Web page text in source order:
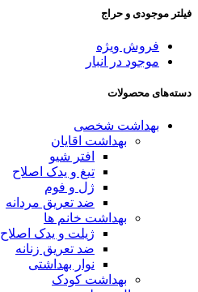
فیلتر موجودی و حراج
فروش ویژه
موجود در انبار
دسته‌های محصولات
بهداشت شخصی
بهداشت اقایان
افتر شیو
تیغ و یدک اصلاح
ژل و فوم
ضد تعریق مردانه
بهداشت خانم ها
ژیلت و یدک اصلاح
ضد تعریق زنانه
نوار بهداشتی
بهداشت کودک